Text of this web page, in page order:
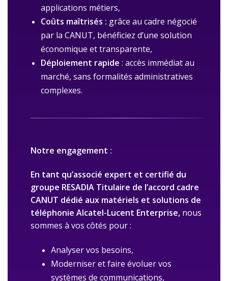
applications métiers,
Coûts maîtrisés : grâce au cadre négocié
par la CANUT, bénéficiez d’une solution
économique et transparente,
Déploiement rapide : accès immédiat au
marché, sans formalités administratives
complexes.
Notre engagement :
En tant qu’associé expert et certifié du
groupe RESADIA Titulaire de l’accord cadre
CANUT dédié aux matériels et solutions de
téléphonie Alcatel-Lucent Enterprise, nous
sommes à vos côtés pour :
Analyser vos besoins,
Moderniser et faire évoluer vos
systèmes de communications,